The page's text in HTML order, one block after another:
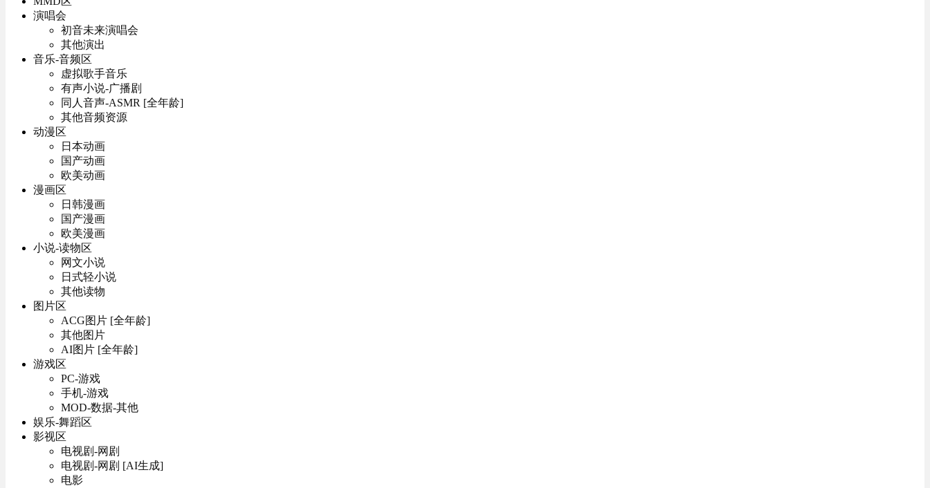
演唱会
初音未来演唱会
其他演出
音乐-音频区
虚拟歌手音乐
有声小说-广播剧
同人音声-ASMR [全年龄]
其他音频资源
动漫区
日本动画
国产动画
欧美动画
漫画区
日韩漫画
国产漫画
欧美漫画
小说-读物区
网文小说
日式轻小说
其他读物
图片区
ACG图片 [全年龄]
其他图片
AI图片 [全年龄]
游戏区
PC-游戏
手机-游戏
MOD-数据-其他
娱乐-舞蹈区
影视区
电视剧-网剧
电视剧-网剧 [AI生成]
电影